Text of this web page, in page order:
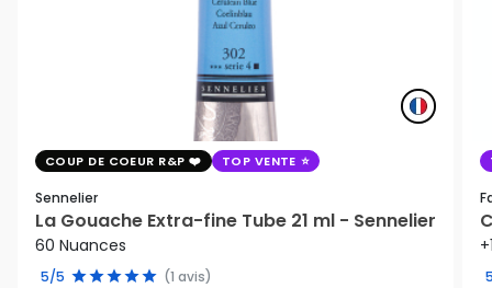
COUP DE COEUR R&P TOP VENTE
Sennelier
La Gouache Extra-fine Tube 21 ml - Sennelier
60 Nuances
5/5 (1 avis)